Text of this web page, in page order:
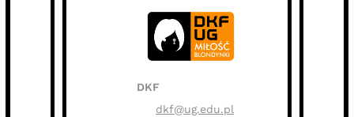
DKF
dkf@ug.edu.pl